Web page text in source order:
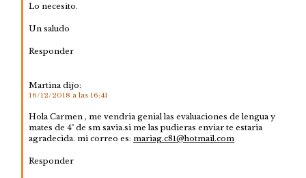
Lo necesito.
Un saludo
Responder
Martina dijo:
16/12/2018 a las 16:41
Hola Carmen , me vendria genial las evaluaciones de lengua y
mates de 4º de sm savia.si me las pudieras enviar te estaria
agradecida. mi correo es: mariag.c81@hotmail.com
Responder